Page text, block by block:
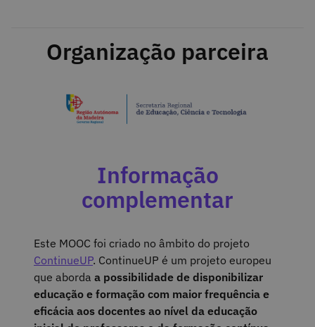
Organização parceira
Informação
complementar
Este MOOC foi criado no âmbito do projeto
ContinueUP. ContinueUP é um projeto europeu
que aborda a possibilidade de disponibilizar
educação e formação com maior frequência e
eficácia aos docentes ao nível da educação